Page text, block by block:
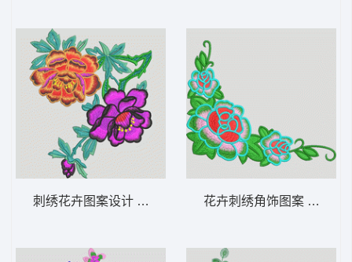
刺绣花卉图案设计 靓花 花卉刺绣角饰图案 靓花